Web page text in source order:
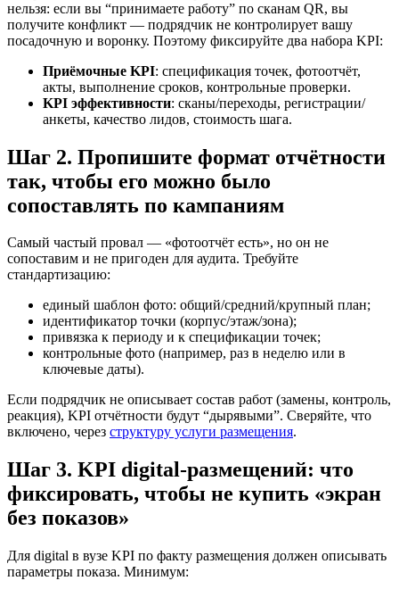
нельзя: если вы “принимаете работу” по сканам QR, вы
получите конфликт — подрядчик не контролирует вашу
посадочную и воронку. Поэтому фиксируйте два набора KPI:
Приёмочные KPI: спецификация точек, фотоотчёт,
акты, выполнение сроков, контрольные проверки.
KPI эффективности: сканы/переходы, регистрации/
анкеты, качество лидов, стоимость шага.
Шаг 2. Пропишите формат отчётности
так, чтобы его можно было
сопоставлять по кампаниям
Самый частый провал — «фотоотчёт есть», но он не
сопоставим и не пригоден для аудита. Требуйте
стандартизацию:
единый шаблон фото: общий/средний/крупный план;
идентификатор точки (корпус/этаж/зона);
привязка к периоду и к спецификации точек;
контрольные фото (например, раз в неделю или в
ключевые даты).
Если подрядчик не описывает состав работ (замены, контроль,
реакция), KPI отчётности будут “дырявыми”. Сверяйте, что
включено, через структуру услуги размещения.
Шаг 3. KPI digital-размещений: что
фиксировать, чтобы не купить «экран
без показов»
Для digital в вузе KPI по факту размещения должен описывать
параметры показа. Минимум: